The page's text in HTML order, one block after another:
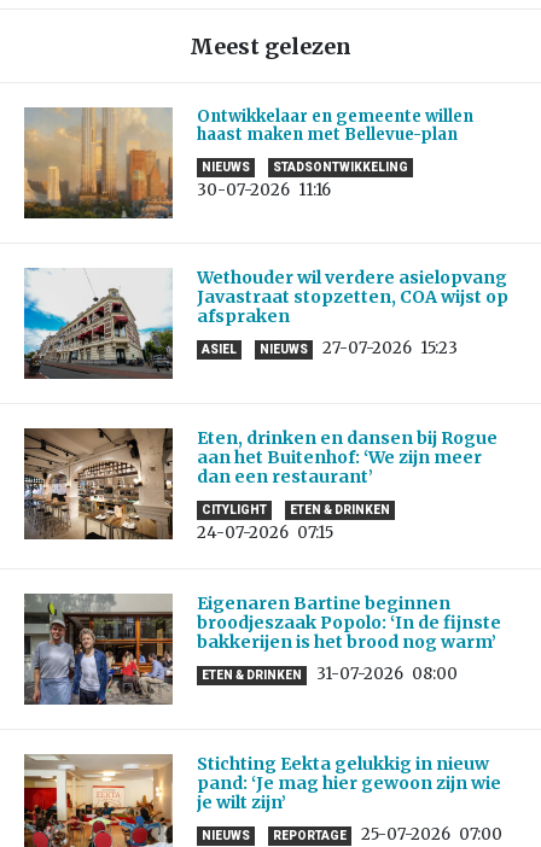
Meest gelezen
Ontwikkelaar en gemeente willen
haast maken met Bellevue-plan
NIEUWS STADSONTWIKKELING
30-07-2026 11:16
Wethouder wil verdere asielopvang
Javastraat stopzetten, COA wijst op
afspraken
ASIEL NIEUWS 27-07-2026 15:23
Eten, drinken en dansen bij Rogue
aan het Buitenhof: ‘We zijn meer
dan een restaurant’
CITYLIGHT ETEN & DRINKEN
24-07-2026 07:15
Eigenaren Bartine beginnen
broodjeszaak Popolo: ‘In de fijnste
bakkerijen is het brood nog warm’
ETEN & DRINKEN 31-07-2026 08:00
Stichting Eekta gelukkig in nieuw
pand: ‘Je mag hier gewoon zijn wie
je wilt zijn’
NIEUWS REPORTAGE 25-07-2026 07:00